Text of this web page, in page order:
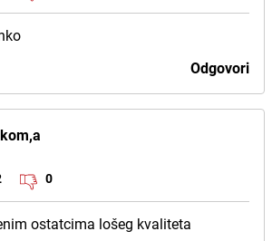
Odgovori
0
ostatcima lošeg kvaliteta